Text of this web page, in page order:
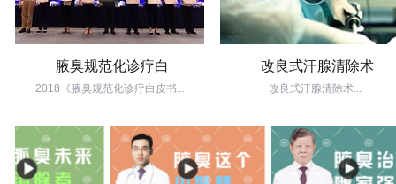
腋臭规范化诊疗白
2018《腋臭规范化诊疗白皮书...
改良式汗腺清除术
改良式汗腺清除术...